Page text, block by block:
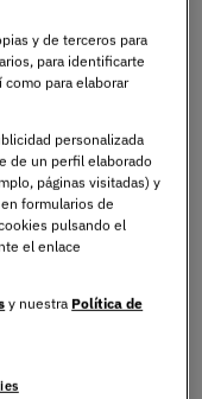
de ver el mundo y
puras.
se formó; sus
pasión por las
quiere devolver
Rocío, además,
especial en la parte
para ella
de las
ese nexo humano-
física del Cosmos,
y de terceros para
para identificarte
como para elaborar
personalizada
de un perfil elaborado
páginas visitadas) y
formularios de
pulsando el
el enlace
y nuestra Política de